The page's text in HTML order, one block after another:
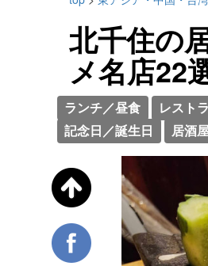
北千住の
メ名店22
ランチ／昼食 レスト
記念日／誕生日
居酒